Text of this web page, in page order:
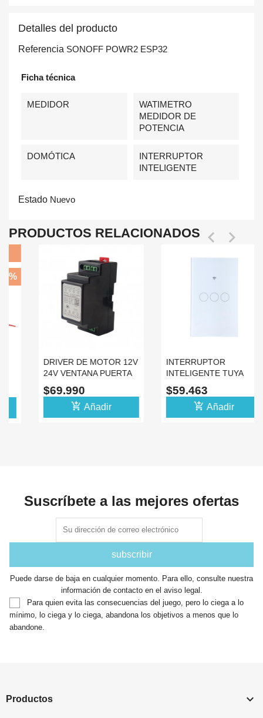
Detalles del producto
Referencia SONOFF POWR2 ESP32
Ficha técnica
MEDIDOR
WATIMETRO
MEDIDOR DE
POTENCIA
DOMÓTICA
INTERRUPTOR
INTELIGENTE
Estado Nuevo
PRODUCTOS RELACIONADOS  
DRIVER DE MOTOR 12V
24V VENTANA PUERTA
CONTROL
AUTOMATICO
$69.990
Añadir
INTERRUPTOR
INTELIGENTE TUYA
TRIPLE SMART SWITCH
WIFI BLANCO
$59.463
Añadir
Suscríbete a las mejores ofertas
Puede darse de baja en cualquier momento. Para ello, consulte nuestra
información de contacto en el aviso legal.
Para quien evita las consecuencias del juego, pero lo ciega a lo
mínimo, lo ciega y lo ciega, abandona los objetivos a menos que lo
abandone.
Productos 